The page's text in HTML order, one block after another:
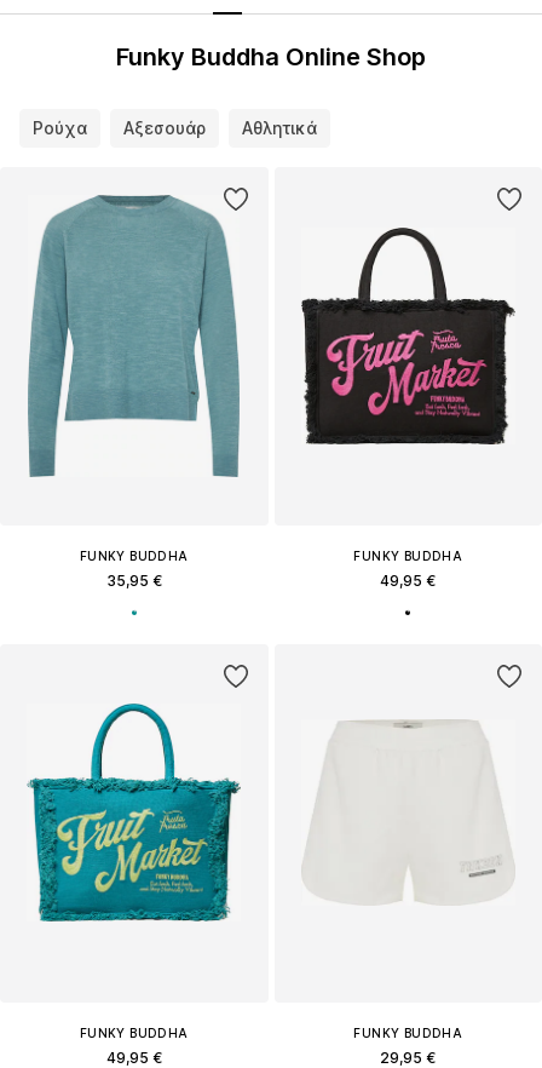
Funky Buddha Online Shop
Ρούχα Αξεσουάρ Αθλητικά
FUNKY BUDDHA
35,95 €
FUNKY BUDDHA
49,95 €
FUNKY BUDDHA
49,95 €
FUNKY BUDDHA
29,95 €